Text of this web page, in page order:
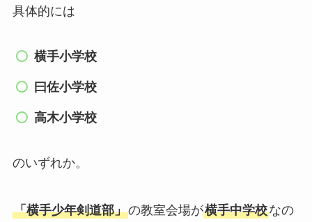
具体的には
横手小学校
曰佐小学校
高木小学校
のいずれか。
「横手少年剣道部」の教室会場が横手中学校なの